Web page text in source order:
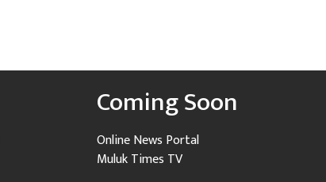
Coming Soon
Online News Portal
Muluk Times TV